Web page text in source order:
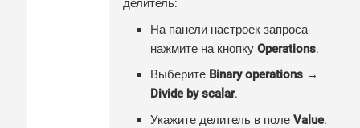
делитель:
На панели настроек запроса
нажмите на кнопку Operations.
Выберите Binary operations →
Divide by scalar.
Укажите делитель в поле Value.